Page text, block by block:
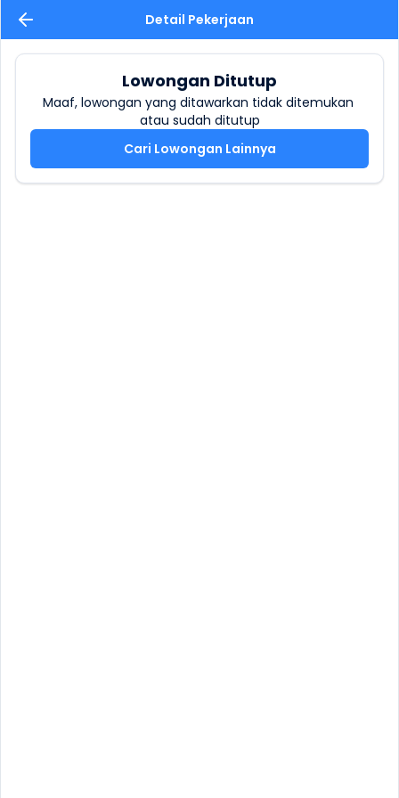
Detail Pekerjaan
Lowongan Ditutup
Maaf, lowongan yang ditawarkan tidak ditemukan
atau sudah ditutup
Cari Lowongan Lainnya